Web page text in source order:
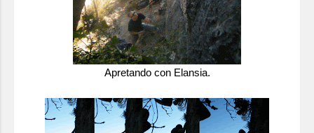
Apretando con Elansia.